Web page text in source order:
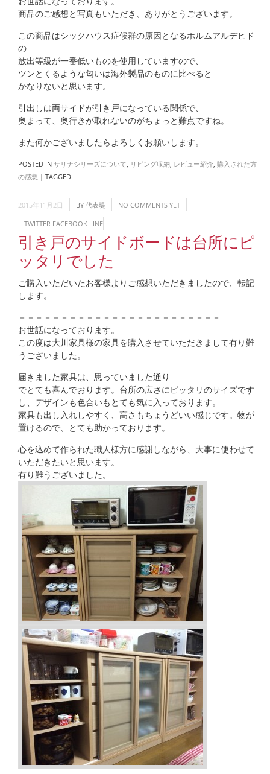
商品のご感想と写真もいただき、ありがとうございます。
この商品はシックハウス症候群の原因となるホルムアルデヒド
の
放出等級が一番低いものを使用していますので、
ツンとくるような匂いは海外製品のものに比べると
かなりないと思います。
引出しは両サイドが引き戸になっている関係で、
奥まって、奥行きが取れないのがちょっと難点ですね。
また何かございましたらよろしくお願いします。
POSTED IN サリナシリーズについて, リビング収納, レビュー紹介, 購入された方
の感想 | TAGGED
2015年11月2日 BY 代表堤 NO COMMENTS YET
TWITTER FACEBOOK LINE
引き戸のサイドボードは台所にピ
ッタリでした
ご購入いただいたお客様よりご感想いただきましたので、転記
します。
－－－－－－－－－－－－－－－－－－－－－－－－
お世話になっております。
この度は大川家具様の家具を購入させていただきまして有り難
うございました。
届きました家具は、思っていました通り
でとても喜んでおります。台所の広さにピッタリのサイズです
し、デザインも色合いもとても気に入っております。
家具も出し入れしやすく、高さもちょうどいい感じです。物が
置けるので、とても助かっております。
心を込めて作られた職人様方に感謝しながら、大事に使わせて
いただきたいと思います。
有り難うございました。